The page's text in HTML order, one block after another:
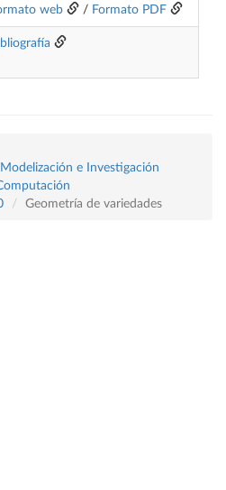
web / Formato PDF
e Investigación
Geometría de variedades